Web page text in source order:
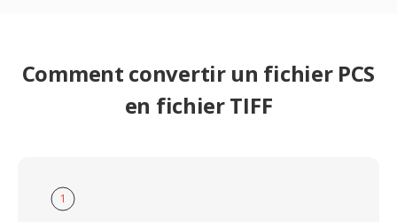
Comment convertir un fichier PCS
en fichier TIFF
1